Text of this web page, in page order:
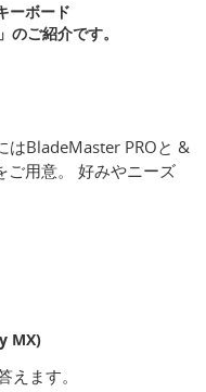
ーボード
ご紹介です。
はBladeMaster PROと &
ご用意。 好みやニーズ
MX)
ます。